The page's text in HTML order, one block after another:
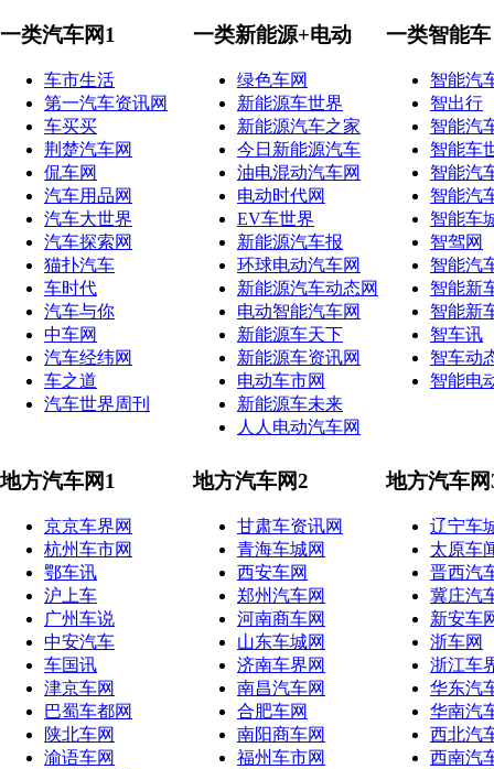
一类汽车网1
车市生活
第一汽车资讯网
车买买
荆楚汽车网
侃车网
汽车用品网
汽车大世界
汽车探索网
猫扑汽车
车时代
汽车与你
中车网
汽车经纬网
车之道
汽车世界周刊
一类新能源+电动
绿色车网
新能源车世界
新能源汽车之家
今日新能源汽车
油电混动汽车网
电动时代网
EV车世界
新能源汽车报
环球电动汽车网
新能源汽车动态网
电动智能汽车网
新能源车天下
新能源车资讯网
电动车市网
新能源车未来
人人电动汽车网
一类智能车
智能汽
智出行
智能汽
智能车
智能汽
智能汽
智能车
智驾网
智能汽
智能新
智能新
智车讯
智车动
智能电
地方汽车网1
京京车界网
杭州车市网
鄂车讯
沪上车
广州车说
中安汽车
车国讯
津京车网
巴蜀车都网
陕北车网
渝语车网
地方汽车网2
甘肃车资讯网
青海车城网
西安车网
郑州汽车网
河南商车网
山东车城网
济南车界网
南昌汽车网
合肥车网
南阳商车网
福州车市网
地方汽车网
辽宁车
太原车
晋西汽
冀庄汽
新安车
浙车网
浙江车
华东汽
华南汽
西北汽
西南汽